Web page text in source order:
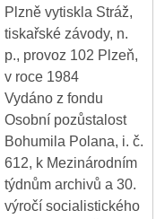
Plzně vytiskla Stráž,
tiskařské závody, n.
p., provoz 102 Plzeň,
v roce 1984
Vydáno z fondu
Osobní pozůstalost
Bohumila Polana, i. č.
612, k Mezinárodním
týdnům archivů a 30.
výročí socialistického